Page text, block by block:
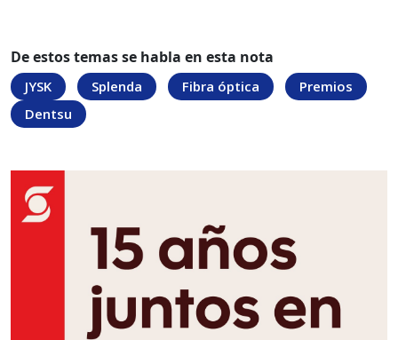
De estos temas se habla en esta nota
JYSK Splenda Fibra óptica
Premios
Dentsu